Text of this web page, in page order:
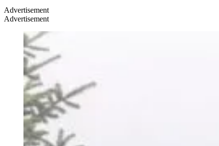
Advertisement
Advertisement